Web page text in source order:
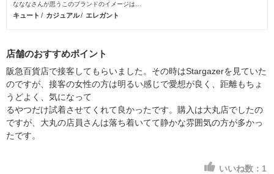
なななさんが思うこのブランドのイメージは…
キュート カジュアル エレガント
店舗のおすすめポイント
阪急百貨店で接客してもらいました。その時はStargazerを見ていた
のですが、接客の女性の方は明るい感じで愛想が良く、距離もちょ
うどよく、気になって
るやつだけ試着させてくれて良かったです。購入は大丸店でしたの
ですが、大丸の店員さんは落ち着いてて静かな雰囲気の方が多かっ
たです。
いいね数： 1